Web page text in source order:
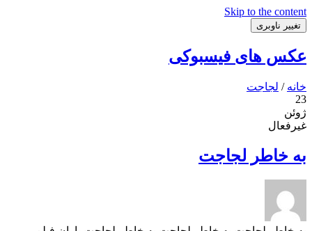
Skip to the content
تغییر ناوبری
عکس های فیسبوکی
خانه / لجاجت
23
ژوئن
غیرفعال
به خاطر لجاجت